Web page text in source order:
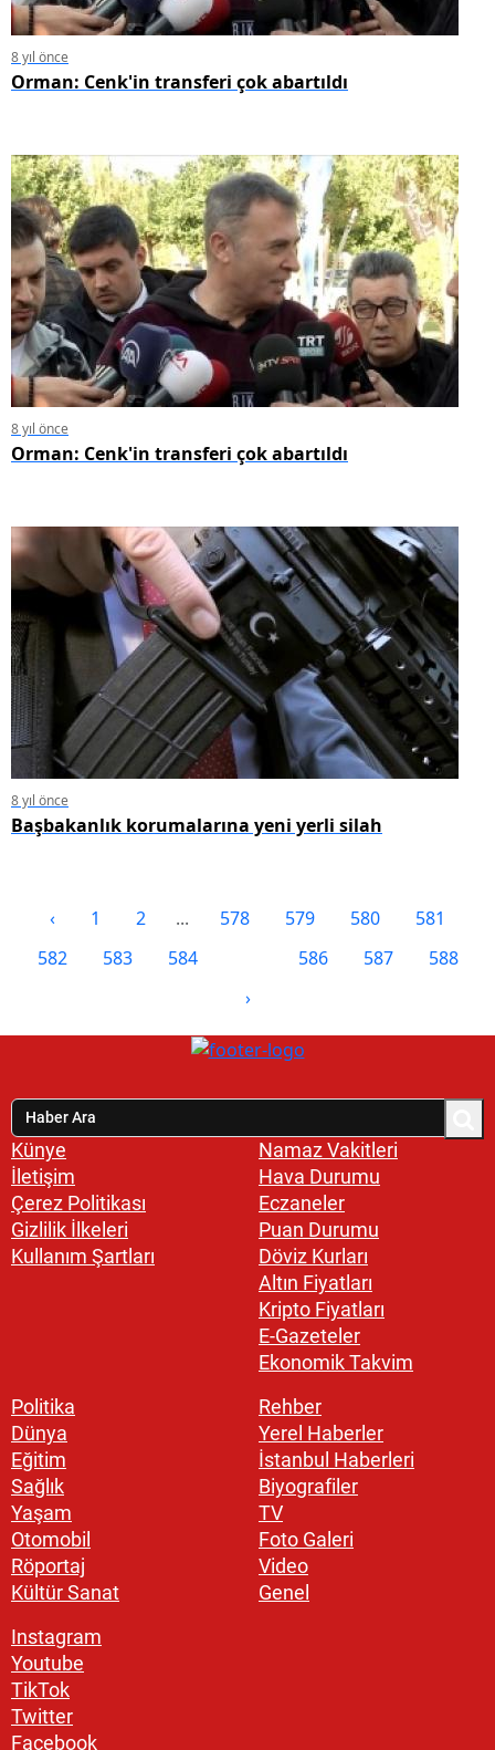
8 yıl önce
Orman: Cenk'in transferi çok abartıldı
8 yıl önce
Orman: Cenk'in transferi çok abartıldı
8 yıl önce
Başbakanlık korumalarına yeni yerli silah
‹ 1 2 ... 578 579 580
581
582
583 584 586 587
588
›
Künye
İletişim
Çerez Politikası
Gizlilik İlkeleri
Kullanım Şartları
Namaz Vakitleri
Hava Durumu
Eczaneler
Puan Durumu
Döviz Kurları
Altın Fiyatları
Kripto Fiyatları
E-Gazeteler
Ekonomik Takvim
Politika
Dünya
Eğitim
Sağlık
Yaşam
Otomobil
Röportaj
Kültür Sanat
Rehber
Yerel Haberler
İstanbul Haberleri
Biyografiler
TV
Foto Galeri
Video
Genel
Instagram
Youtube
TikTok
Twitter
Facebook